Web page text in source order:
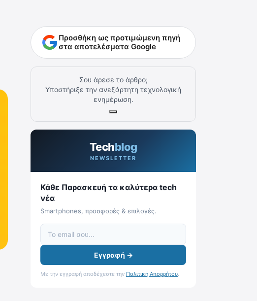
Προσθήκη ως προτιμώμενη πηγή
στα αποτελέσματα Google
Σου άρεσε το άρθρο;
Υποστήριξε την ανεξάρτητη τεχνολογική
ενημέρωση.
Techblog
NEWSLETTER
Κάθε Παρασκευή τα καλύτερα tech
νέα
Smartphones, προσφορές & επιλογές.
Εγγραφή →
Με την εγγραφή αποδέχεστε την Πολιτική Απορρήτου.